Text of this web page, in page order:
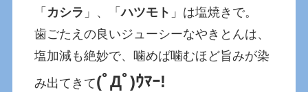
「 カシラ 」、「ハツモト 」は塩焼きで。
歯ごたえの良いジューシーなやきとんは、
塩加減も絶妙で、噛めば噛むほど旨みが染
み出てきて(ﾟДﾟ)ｳﾏｰ!